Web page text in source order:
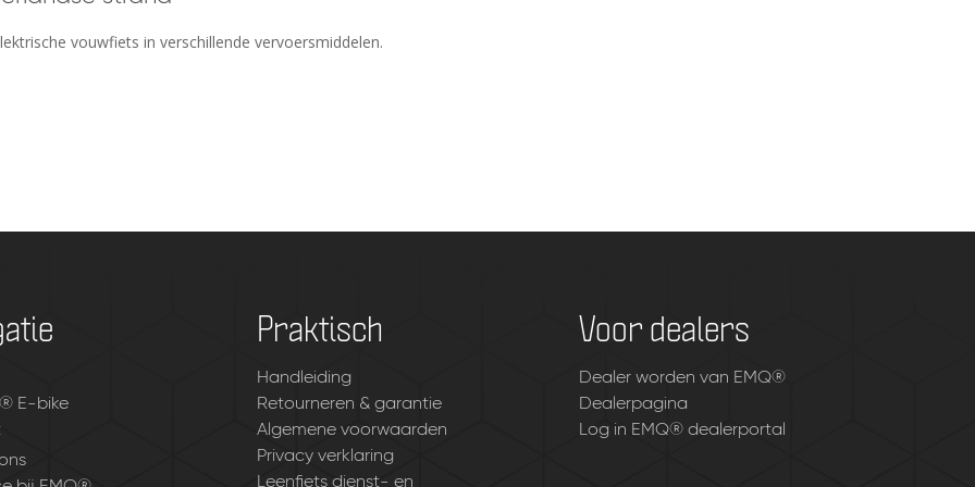
vouwfiets in verschillende vervoersmiddelen.
E-bike
Praktisch
Handleiding
Retourneren & garantie
Algemene voorwaarden
Privacy verklaring
Leenfiets dienst- en
Voor dealers
Dealer worden van EMQ®
Dealerpagina
Log in EMQ® dealerportal